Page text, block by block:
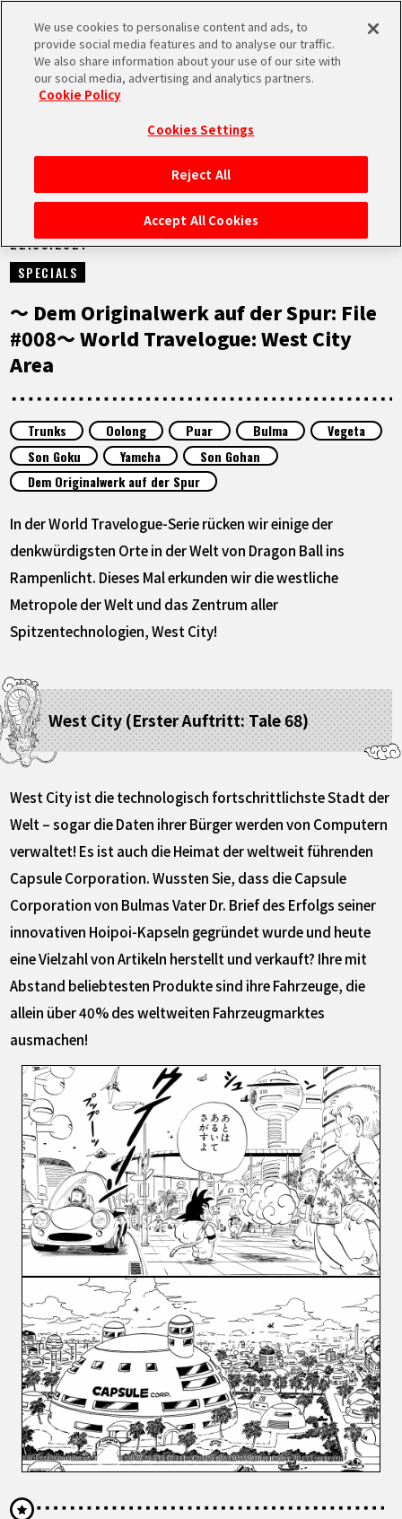
MEN
STARTSEITE
NEUES
HIGHLIGHTS
SPECIALS
INFOS
LANGUAGE
JP
EN FR DE ES
NEUES
22.09.2021
SPECIALS
〜 Dem Originalwerk auf der Spur: File
#008〜 World Travelogue: West City
Area
Trunks Oolong Puar Bulma
Vegeta
Son Goku
Yamcha
Son Gohan
Dem Originalwerk auf der Spur
In der World Travelogue-Serie rücken wir einige der
denkwürdigsten Orte in der Welt von Dragon Ball ins
Rampenlicht. Dieses Mal erkunden wir die westliche
Metropole der Welt und das Zentrum aller
Spitzentechnologien, West City!
West City (Erster Auftritt: Tale 68)
West City ist die technologisch fortschrittlichste Stadt der
Welt – sogar die Daten ihrer Bürger werden von Computern
verwaltet! Es ist auch die Heimat der weltweit führenden
Capsule Corporation. Wussten Sie, dass die Capsule
Corporation von Bulmas Vater Dr. Brief des Erfolgs seiner
innovativen Hoipoi-Kapseln gegründet wurde und heute
eine Vielzahl von Artikeln herstellt und verkauft? Ihre mit
Abstand beliebtesten Produkte sind ihre Fahrzeuge, die
allein über 40% des weltweiten Fahrzeugmarktes
ausmachen!
We use cookies to personalise content and ads, to
provide social media features and to analyse our traffic.
We also share information about your use of our site with
our social media, advertising and analytics partners.
Cookie Policy
Cookies Settings
Reject All
Accept All Cookies